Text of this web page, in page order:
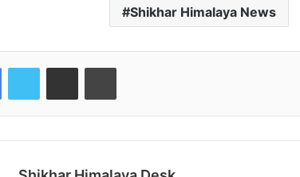
Shikhar Himalaya News
FacebookTwitter Share via Email Print